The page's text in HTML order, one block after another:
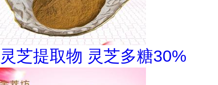
灵芝提取物 灵芝多糖30%